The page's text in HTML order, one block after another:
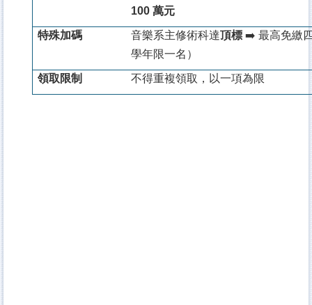
100 萬元
特殊加碼 音樂系主修術科達頂標 ➡️ 最高免繳
學年限一名）
領取限制 不得重複領取，以一項為限